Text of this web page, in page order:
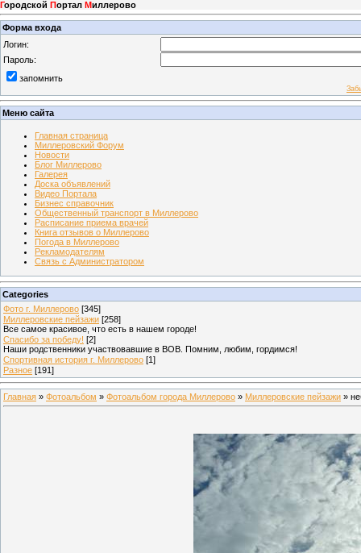
Городской Портал Миллерово
Форма входа
Логин:
Пароль:
запомнить
Меню сайта
Главная страница
Миллеровский Форум
Новости
Блог Миллерово
Галерея
Доска объявлений
Видео Портала
Бизнес справочник
Общественный транспорт в Миллерово
Расписание приема врачей
Книга отзывов о Миллерово
Погода в Миллерово
Рекламодателям
Связь с Администратором
Categories
Фото г. Миллерово [345]
Миллеровские пейзажи [258]
Все самое красивое, что есть в нашем городе!
Спасибо за победу! [2]
Наши родственники участвовавшие в ВОВ. Помним, любим, гордимся!
Спортивная история г. Миллерово [1]
Разное [191]
Главная » Фотоальбом » Фотоальбом города Миллерово » Миллеровские пейзажи »